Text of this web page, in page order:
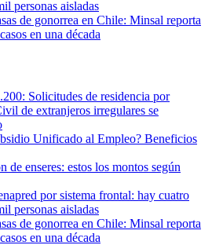
personas aisladas
de gonorrea en Chile: Minsal reporta
en una década
Solicitudes de residencia por
de extranjeros irregulares se
Unificado al Empleo? Beneficios
de enseres: estos los montos según
por sistema frontal: hay cuatro
personas aisladas
de gonorrea en Chile: Minsal reporta
en una década